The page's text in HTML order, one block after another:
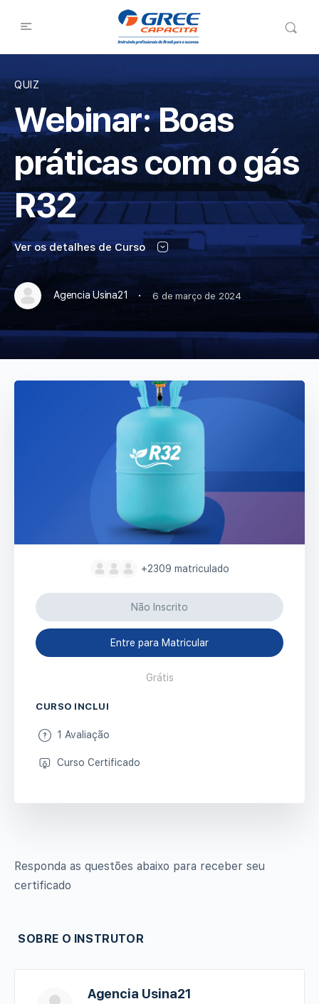
QUIZ
Webinar: Boas
práticas com o gás
R32
Ver os detalhes de Curso
Agencia Usina21 · 6 de março de 2024
Responda as questões abaixo para receber seu
certificado
SOBRE O INSTRUTOR
Agencia Usina21
+2309 matriculado
Não Inscrito
Entre para Matricular
Grátis
CURSO INCLUI
1 Avaliação
Curso Certificado